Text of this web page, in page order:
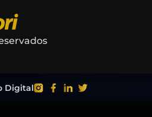
Digital